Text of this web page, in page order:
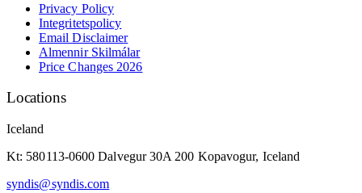
Privacy Policy
Integritetspolicy
Email Disclaimer
Almennir Skilmálar
Price Changes 2026
Locations
Iceland
Kt: 580113-0600 Dalvegur 30A 200 Kopavogur, Iceland
syndis@syndis.com